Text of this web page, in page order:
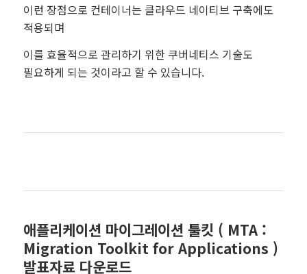
이런 장점으로 컨테이너는 클라우드 네이티브 구축에도
적용되며
이를 효율적으로 관리하기 위한 쿠버네티스 기술도
필요하게 되는 것이라고 할 수 있습니다.
애플리케이션 마이그레이션 툴킷 ( MTA :
Migration Toolkit for Applications )
발표자료 다운로드